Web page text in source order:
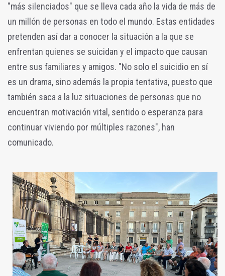
"más silenciados" que se lleva cada año la vida de más de
un millón de personas en todo el mundo. Estas entidades
pretenden así dar a conocer la situación a la que se
enfrentan quienes se suicidan y el impacto que causan
entre sus familiares y amigos. "No solo el suicidio en sí
es un drama, sino además la propia tentativa, puesto que
también saca a la luz situaciones de personas que no
encuentran motivación vital, sentido o esperanza para
continuar viviendo por múltiples razones", han
comunicado.